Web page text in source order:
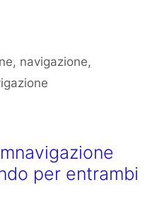
, navigazione,
per entrambi